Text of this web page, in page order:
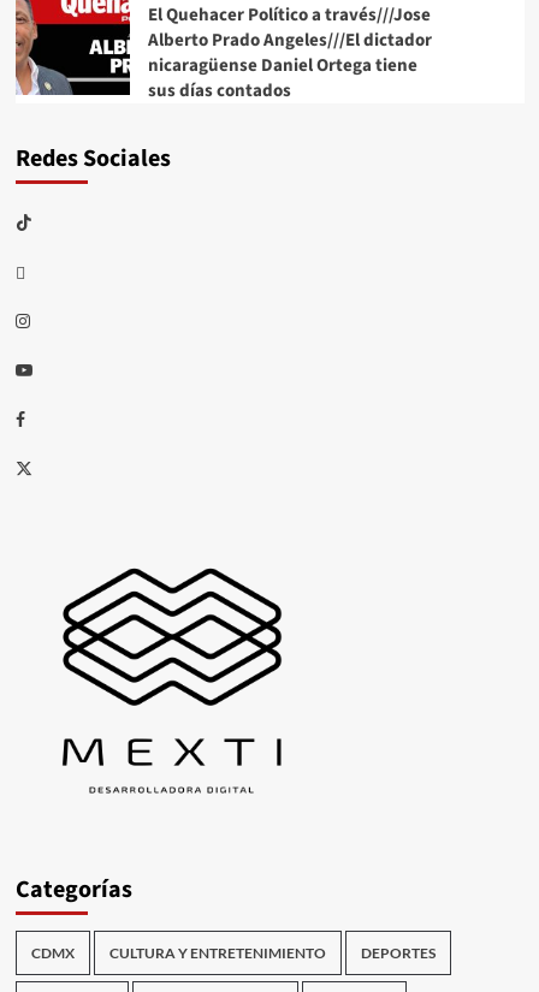
El Quehacer Político a través///Jose
Alberto Prado Angeles///El dictador
nicaragüense Daniel Ortega tiene
sus días contados
Redes Sociales
TikTok
threads
Instagram
Youtube
Facebook
X
Categorías
CDMX CULTURA Y ENTRETENIMIENTO DEPORTES